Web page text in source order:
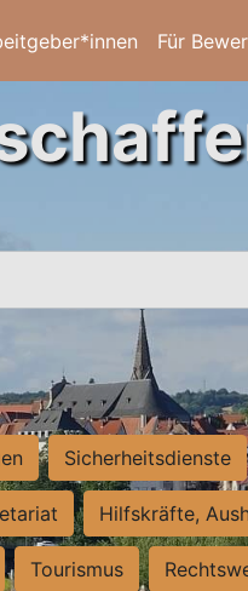
Für
Sicherheitsdienste
Hilfskräfte,
Tourismus